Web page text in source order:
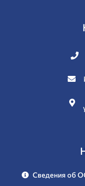
Сведения об